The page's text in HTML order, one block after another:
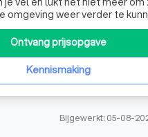
omgeving weer verder te
op het gebied van
Kim Jenneskens en als
in deze praktijk. In
Kennismaking
Ontvang prijsopgave
Bijgewerkt: 05-08-